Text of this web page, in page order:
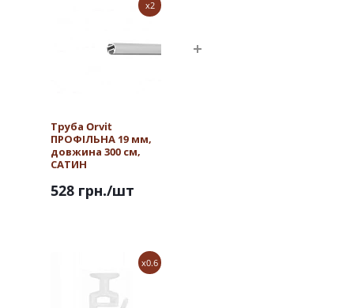
x2
Труба Orvit
ПРОФІЛЬНА 19 мм,
довжина 300 см,
САТИН
528 грн./шт
x0.6